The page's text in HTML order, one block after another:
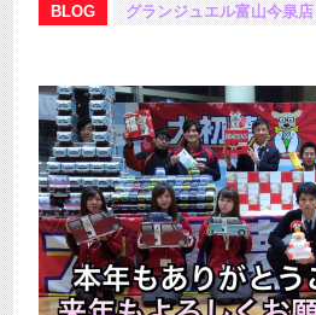
BLOG
グランジュエル富山今泉店